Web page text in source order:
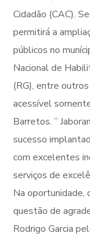
Cidadão (CAC).
permitirá a
públicos no
Nacional de
(RG), entre
acessível
Barretos. ”
sucesso
com excelentes
serviços de
Na oportunidade,
questão de
Rodrigo Garcia